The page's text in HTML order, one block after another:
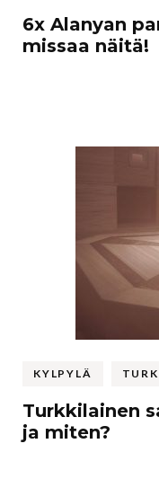
6x Alanyan
missaa näitä!
KYLPYLÄ
Turkkilainen
ja miten?